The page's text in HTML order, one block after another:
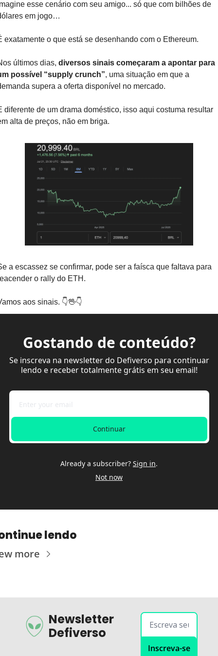
esse cenário com seu amigo... só que com bilhões de
em jogo…
exatamente o que está se desenhando com o Ethereum.
últimos dias, diversos sinais começaram a apontar para
possível “supply crunch”, uma situação em que a
supera a oferta disponível no mercado.
diferente de um drama doméstico, isso aqui costuma resultar
alta de preços, não em briga.
a escassez se confirmar, pode ser a faísca que faltava para
o rally do ETH.
aos sinais. 👇🖖👇
Gostando de conteúdo?
Se inscreva na newsletter do Defiverso para continuar
lendo e receber totalmente grátis em seu email!
Continuar
Already a subscriber? Sign in.
Not now
lendo
more
Newsletter
Defiverso
Inscreva-se